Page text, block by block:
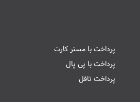
پرداخت با مستر کارت
پرداخت با پی پال
پرداخت تافل